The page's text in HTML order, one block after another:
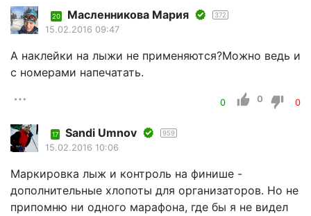
20 Масленникова Мария 372
15.02.2016 09:47
А наклейки на лыжи не применяются?Можно ведь и
с номерами напечатать.
0 0 0
17 Sandi Umnov 959
15.02.2016 10:06
Маркировка лыж и контроль на финише -
дополнительные хлопоты для организаторов. Но не
припомню ни одного марафона, где бы я не видел